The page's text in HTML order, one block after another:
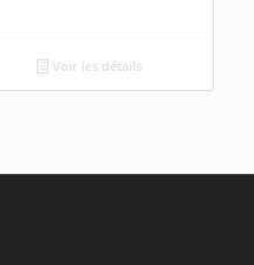
Voir les détails